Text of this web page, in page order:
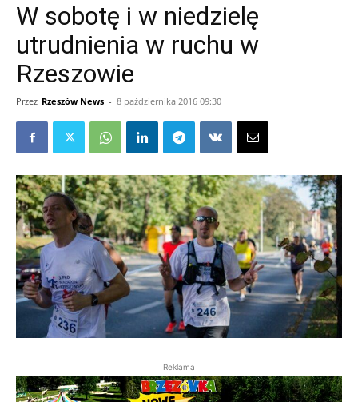
W sobotę i w niedzielę
utrudnienia w ruchu w
Rzeszowie
Przez Rzeszów News - 8 października 2016 09:30
Reklama